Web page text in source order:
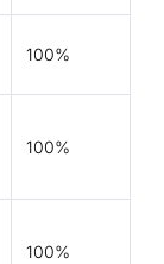
100%
100%
100%